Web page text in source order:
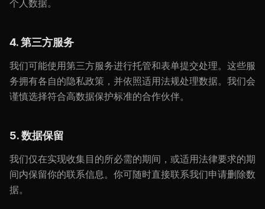
个人数据。
4. 第三方服务
我们可能使用第三方服务进行托管和表单提交处理。这些服
务拥有各自的隐私政策，并依照适用法规处理数据。我们会
谨慎选择符合高数据保护标准的合作伙伴。
5. 数据保留
我们仅在实现收集目的所必需的期间，或适用法律要求的期
间内保留你的联系信息。你可随时直接联系我们申请删除数
据。